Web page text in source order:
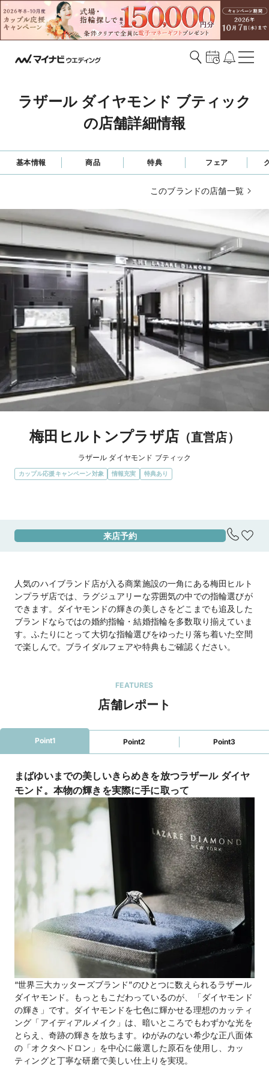
ラザール ダイヤモンド ブティック
の店舗詳細情報
基本情報 商品 特典 フェア
このブランドの店舗一覧
梅田ヒルトンプラザ店 （直営店）
ラザール ダイヤモンド ブティック
カップル応援キャンペーン対象 情報充実 特典あり
地下鉄四つ橋線 西梅田駅 出口6すぐ
ト駐車場＞
第二吉本ビル駐車場＜ヒルトンプラザウエスト駐
車場＞
【お知らせ】
上記の駐車場をご利用頂いた場合、当店滞在時間
分の駐車場代を負担致しますので、駐車券をス
大阪府大阪市北区梅田１丁目８-１６ヒルトンプ
営業時間
※臨時定休日・臨時営業日・営業時間の変更につ
いては公式HPをご確認ください
【ご来店について】
ゆっくりとご覧いただけるよう、ご来店前に
Webまたはお電話でのご予約をおすすめしてお
ります。おひとりでもパートナーの方とも、どう
ぞお気軽にお越しください。
電話番号 050-5450-8877
公式HP ラザール ダイヤモンド ブティックのホームペー
ジを見る
梅田ヒルトンプラザ店（直営店）のホームページ
を見る
来店予約
人気のハイブランド店が入る商業施設の一角にある梅田ヒルト
ンプラザ店では、ラグジュアリーな雰囲気の中での指輪選びが
できます。ダイヤモンドの輝きの美しさをどこまでも追及した
ブランドならではの婚約指輪・結婚指輪を多数取り揃えていま
す。ふたりにとって大切な指輪選びをゆったり落ち着いた空間
で楽しんで。ブライダルフェアや特典もご確認ください。
FEATURES
店舗レポート
Point1 Point2 Point3
まばゆいまでの美しいきらめきを放つラザール ダイヤ
モンド。本物の輝きを実際に手に取って
“世界三大カッターズブランド”のひとつに数えられるラザール
ダイヤモンド。もっともこだわっているのが、「ダイヤモンド
の輝き」です。ダイヤモンドを七色に輝かせる理想のカッティ
ング「アイディアルメイク」は、暗いところでもわずかな光を
とらえ、奇跡の輝きを放ちます。ゆがみのない希少な正八面体
の「オクタヘドロン」を中心に厳選した原石を使用し、カッ
ティングと丁寧な研磨で美しい仕上りを実現。